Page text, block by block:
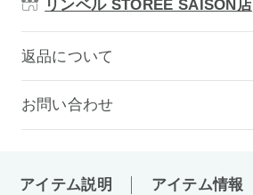
リンベル STOREE SAISON店
返品について
お問い合わせ
アイテム説明 アイテム情報